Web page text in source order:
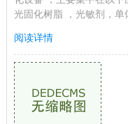
光固化树脂 ，光敏剂，
阅读详情